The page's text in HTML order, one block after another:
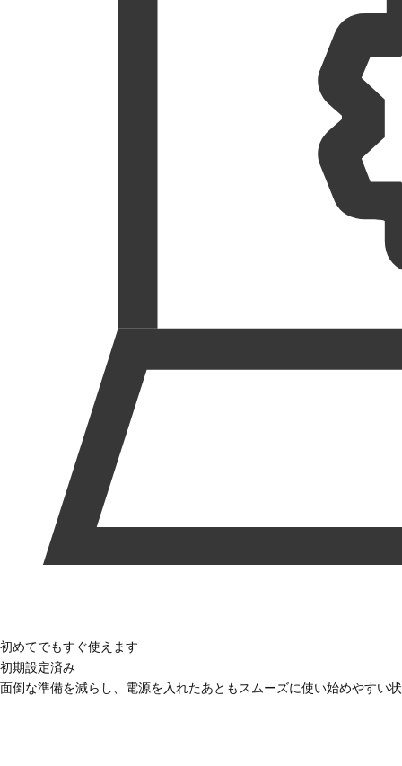
初めてでもすぐ使えます
初期設定済み
面倒な準備を減らし、電源を入れたあともスムーズに使い始めやすい